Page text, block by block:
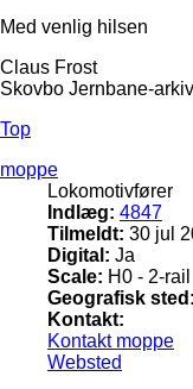
Med venlig hilsen
Claus Frost
Skovbo Jernbane-arkiv
Top
moppe
Lokomotivfører
Indlæg: 4847
Tilmeldt: 30 jul
Digital: Ja
Scale: H0 - 2-rail
Geografisk sted:
Kontakt:
Kontakt moppe
Websted